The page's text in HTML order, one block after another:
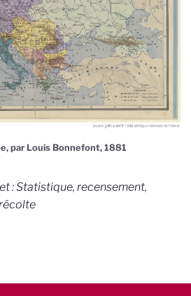
par Louis Bonnefont, 1881
:Statistique, recensement,